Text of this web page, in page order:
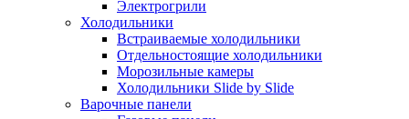
Электрогрили
Холодильники
Встраиваемые холодильники
Отдельностоящие холодильники
Морозильные камеры
Холодильники Slide by Slide
Варочные панели